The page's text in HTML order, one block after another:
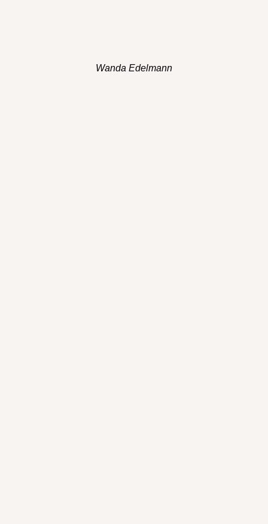
Wanda Edelmann